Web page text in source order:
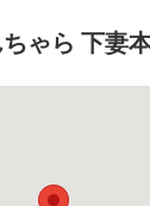
ゃら 下妻